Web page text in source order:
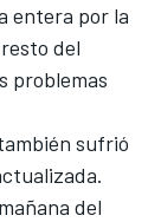
entera por la
del
problemas
sufrió
del